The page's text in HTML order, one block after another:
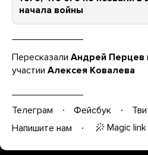
начала войны
Переcказали Андрей Перцев
участии Алексея Ковалева
Телеграм Фейсбук
Напишите нам
Magic link